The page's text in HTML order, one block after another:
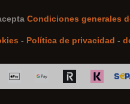
Condiciones generales
- Política de privacidad -